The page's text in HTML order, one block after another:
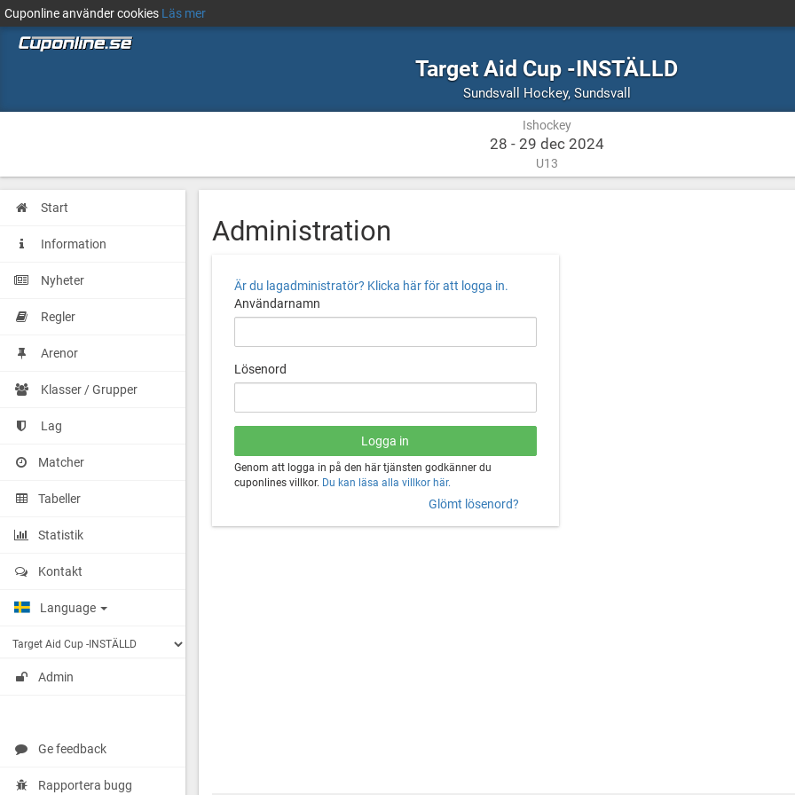
Cuponline använder cookies Läs mer
Target Aid Cup -INSTÄLLD
Sundsvall Hockey, Ishockey
Sundsvall Sundsvall
Ishockey
28 - 29 dec 2024
U13
Start
Information
Nyheter
Regler
Arenor
Klasser / Grupper
Lag
Matcher
Tabeller
Statistik
Kontakt
Language
Admin
Ge feedback
Rapportera bugg
Administration
Är du lagadministratör? Klicka här för att logga in.
Användarnamn
Lösenord
Genom att logga in på den här tjänsten godkänner du
cuponlines villkor. Du kan läsa alla villkor här.
Glömt lösenord?